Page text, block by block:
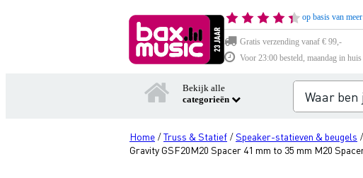
op basis van
Gratis verzending vanaf € 99,-
Voor 23:00 besteld, maandag in
Bekijk alle
categorieën
Home /Truss & Statief /Speaker-statieven & beugels /
Gravity GSF20M20 Spacer 41 mm to 35 mm M20